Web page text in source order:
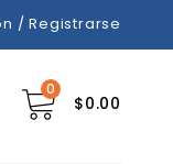
/ Registrarse
0
$0.00